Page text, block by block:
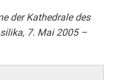
der Kathedrale des
7. Mai 2005 –